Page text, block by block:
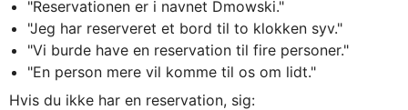
"Reservationen er i navnet Dmowski."
"Jeg har reserveret et bord til to klokken syv."
"Vi burde have en reservation til fire personer."
"En person mere vil komme til os om lidt."
Hvis du ikke har en reservation, sig: